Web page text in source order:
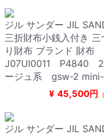
ジル サンダー JIL
三折財布小銭入付き 三
り財布 ブランド 財布
J07UI0011 P4840
ージュ系 gsw-2 mini-
¥ 45,500円
ジル サンダー JIL